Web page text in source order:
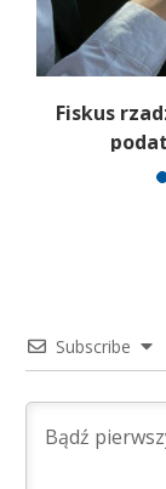
Fiskus
Subscribe